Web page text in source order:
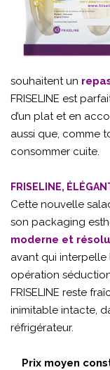
souhaitent un
FRISELINE est
d’un plat et en
aussi que, comme
consommer cuite.
FRISELINE,
Cette nouvelle
son packaging
moderne et
avant qui
opération
FRISELINE reste
inimitable intacte,
réfrigérateur.
Prix moyen